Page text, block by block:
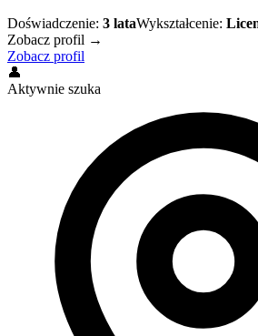
Doświadczenie: 3 lataWykształcenie:
Zobacz profil →
Zobacz profil
👤
Aktywnie szuka